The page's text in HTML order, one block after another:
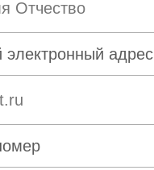
адрес